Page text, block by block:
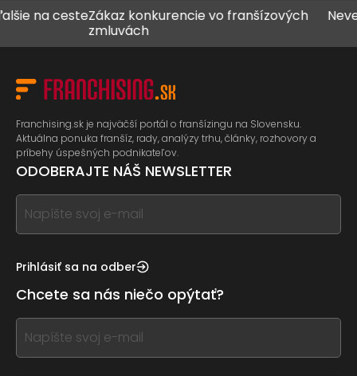
ceste Zákaz konkurencie vo franšízových
zmluvách
Never
Franchising.sk je najväčší portál o franšízingu na Slovensku.
Aktuálna ponuka franšíz, rady, analýzy trhu, články, rozhovory a
príbehy úspešných podnikateľov.
ODOBERAJTE NÁŠ NEWSLETTER
If
you
this,
this
form
field
blank
Prihlásiť sa na odber
Chcete sa nás niečo opýtať?
If
you